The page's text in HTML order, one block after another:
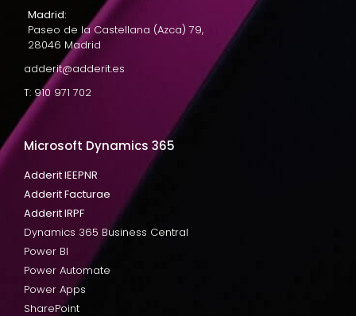
Madrid:
Paseo de la Castellana (Azca) 79,
28046 Madrid
adderit@adderit.es
T: 910 971 702
Microsoft Dynamics 365
Adderit IEEPNR
Adderit Facturae
Adderit IRPF
Dynamics 365 Business Central
Power BI
Power Automate
Power Apps
SharePoint